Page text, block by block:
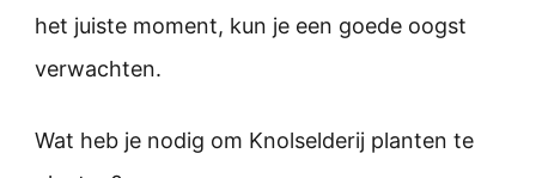
het juiste moment, kun je een goede oogst
verwachten.
Wat heb je nodig om Knolselderij planten te